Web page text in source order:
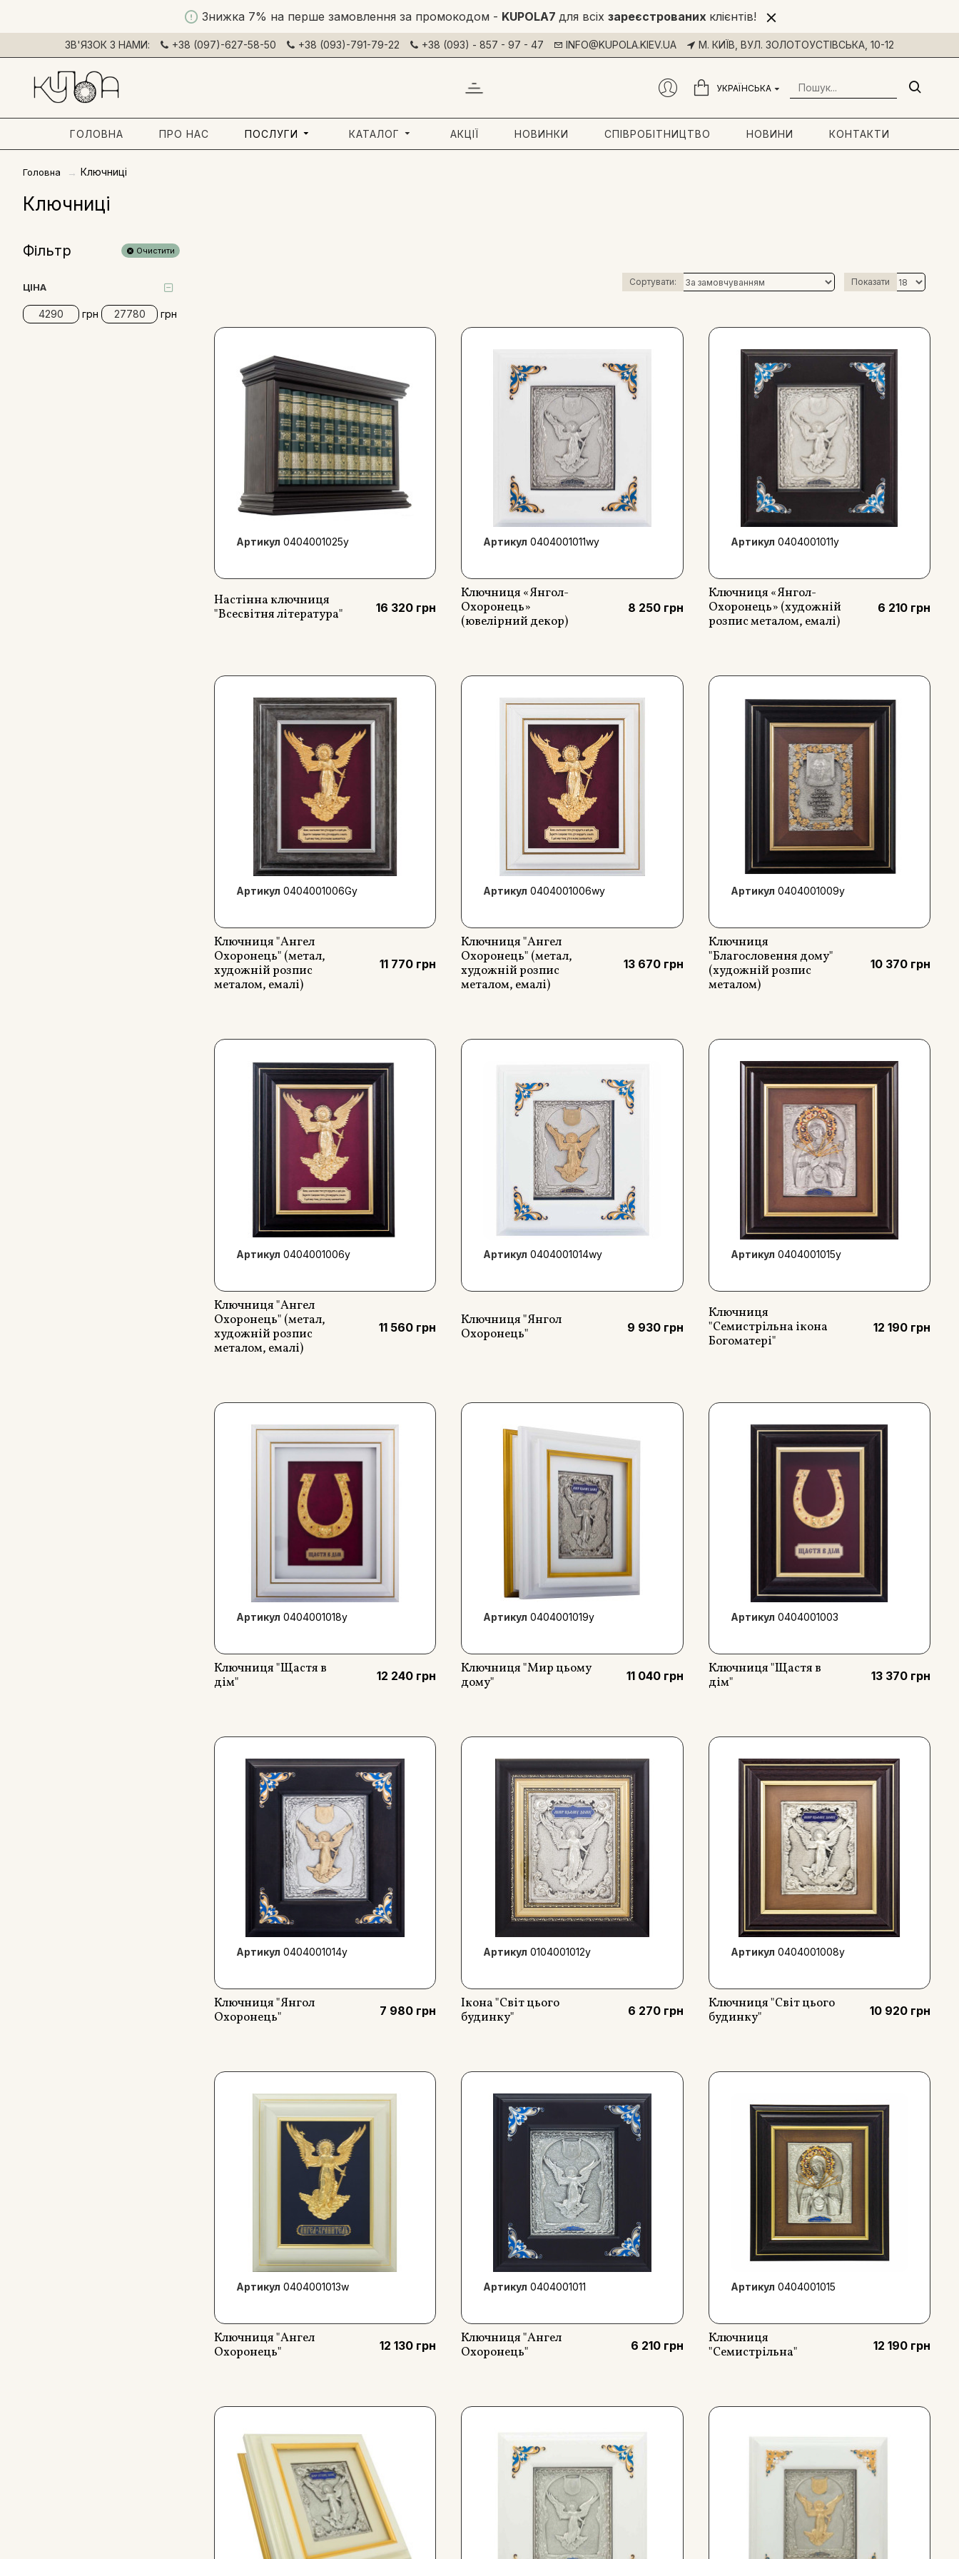
Знижка 7% на перше замовлення за промокодом - KUPOLA7 для всіх зареєстрованих клієнтів!
ЗВ'ЯЗОК З НАМИ: +38 (097)-627-58-50 +38 (093)-791-79-22 +38 (093) - 857 - 97 - 47 INFO@KUPOLA.KIEV.UA М. КИЇВ, ВУЛ. ЗОЛОТОУСТІВСЬКА, 10-12
УКРАЇНСЬКА
ГОЛОВНА ПРО НАС ПОСЛУГИ КАТАЛОГ АКЦІЇ НОВИНКИ СПІВРОБІТНИЦТВО НОВИНИ КОНТАКТИ
Головна Ключниці
Ключниці
Фільтр Очистити
ЦІНА
грн грн
Сортувати: Показати
Артикул 0404001025y
Настінна ключниця
"Всесвітня література"
16 320 грн
Артикул 0404001011wy
Ключниця «Янгол-
Охоронець»
(ювелірний декор)
8 250 грн
Артикул 0404001011y
Ключниця «Янгол-
Охоронець» (художній
розпис металом, емалі)
6 210 грн
Артикул 0404001006Gy
Ключниця "Ангел
Охоронець" (метал,
художній розпис
металом, емалі)
11 770 грн
Артикул 0404001006wy
Ключниця "Ангел
Охоронець" (метал,
художній розпис
металом, емалі)
13 670 грн
Артикул 0404001009y
Ключниця
"Благословення дому"
(художній розпис
металом)
10 370 грн
Артикул 0404001006y
Ключниця "Ангел
Охоронець" (метал,
художній розпис
металом, емалі)
11 560 грн
Артикул 0404001014wy
Ключниця "Янгол
Охоронець"
9 930 грн
Артикул 0404001015y
Ключниця
"Семистрільна ікона
Богоматері"
12 190 грн
Артикул 0404001018у
Ключниця "Щастя в
дім"
12 240 грн
Артикул 0404001019y
Ключниця "Мир цьому
дому"
11 040 грн
Артикул 0404001003
Ключниця "Щастя в
дім"
13 370 грн
Артикул 0404001014y
Ключниця "Янгол
Охоронець"
7 980 грн
Артикул 0104001012у
Ікона "Світ цього
будинку"
6 270 грн
Артикул 0404001008y
Ключниця "Світ цього
будинку"
10 920 грн
Артикул 0404001013w
Ключниця "Ангел
Охоронець"
12 130 грн
Артикул 0404001011
Ключниця "Ангел
Охоронець"
6 210 грн
Артикул 0404001015
Ключниця
"Семистрільна"
12 190 грн